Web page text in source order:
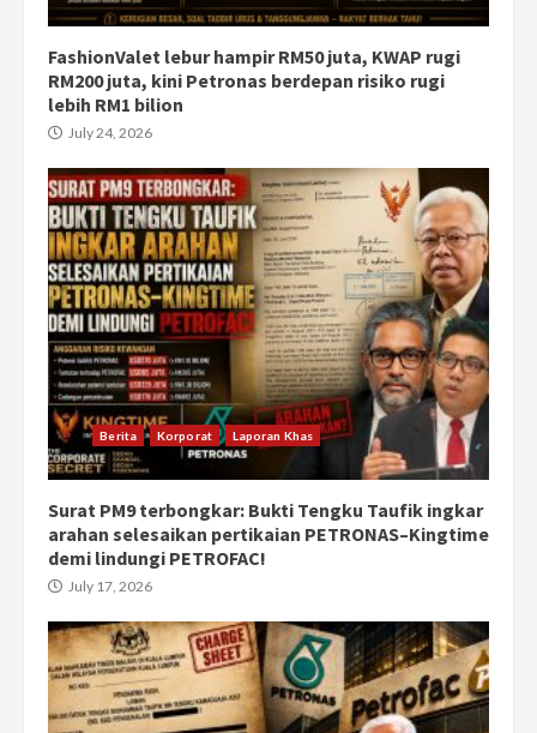
FashionValet lebur hampir RM50 juta, KWAP rugi
RM200 juta, kini Petronas berdepan risiko rugi
lebih RM1 bilion
July 24, 2026
Berita Korporat Laporan Khas
Surat PM9 terbongkar: Bukti Tengku Taufik ingkar
arahan selesaikan pertikaian PETRONAS–Kingtime
demi lindungi PETROFAC!
July 17, 2026